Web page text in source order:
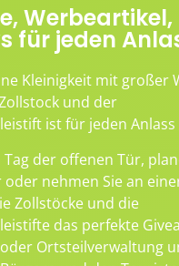
Werbeartikel,
für jeden
Kleinigkeit mit großer
und der
ist für jeden Anlass
Tag der offenen Tür,
nehmen Sie an
Zollstöcke und die
das perfekte
Ortsteilverwaltung